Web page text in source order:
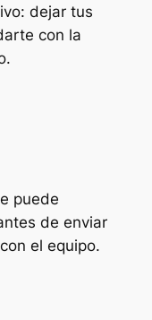
dejar tus
con la
puede
de enviar
el equipo.